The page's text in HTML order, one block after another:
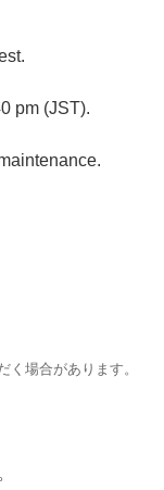
pm (JST).
場合があります。